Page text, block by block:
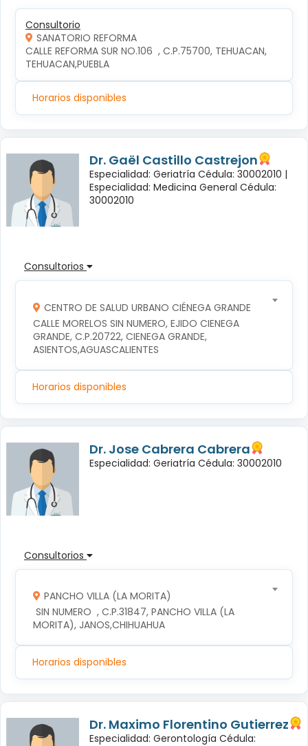
Consultorio
SANATORIO REFORMA
CALLE REFORMA SUR NO.106  , C.P.75700, TEHUACAN,
TEHUACAN,PUEBLA
Horarios disponibles
Dr. Gaël Castillo Castrejon
Especialidad: Geriatría Cédula: 30002010 |
Especialidad: Medicina General Cédula:
30002010
Consultorios
CENTRO DE SALUD URBANO CIÉNEGA GRANDE
CALLE MORELOS SIN NUMERO, EJIDO CIENEGA
GRANDE, C.P.20722, CIENEGA GRANDE,
ASIENTOS,AGUASCALIENTES
Horarios disponibles
Dr. Jose Cabrera Cabrera
Especialidad: Geriatría Cédula: 30002010
Consultorios
PANCHO VILLA (LA MORITA)
MORITA), JANOS,CHIHUAHUA
Horarios disponibles
Dr. Maximo Florentino Gutierrez
Especialidad: Gerontología Cédula: